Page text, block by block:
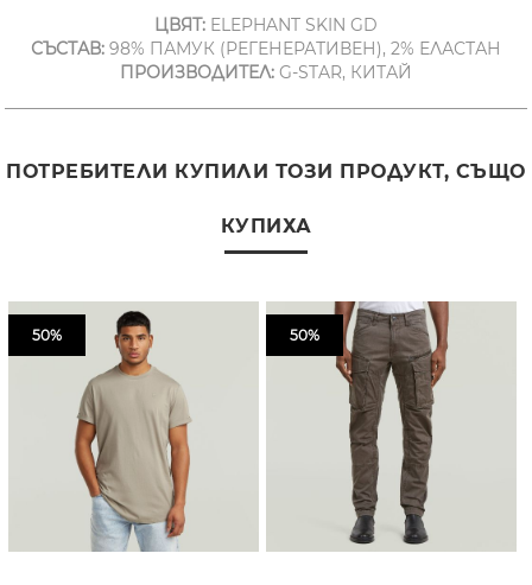
ЦВЯТ: ELEPHANT SKIN GD
СЪСТАВ: 98% ПАМУК (РЕГЕНЕРАТИВЕН), 2% ЕЛАСТАН
ПРОИЗВОДИТЕЛ: G-STAR, КИТАЙ
ПОТРЕБИТЕЛИ КУПИЛИ ТОЗИ ПРОДУКТ, СЪЩО
КУПИХА
50% 50%